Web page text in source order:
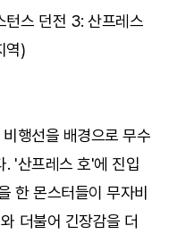
스 던전 3: 산프레스
역)
행선을 배경으로 무수
. '산프레스 호'에 진입
한 몬스터들이 무자비
더불어 긴장감을 더